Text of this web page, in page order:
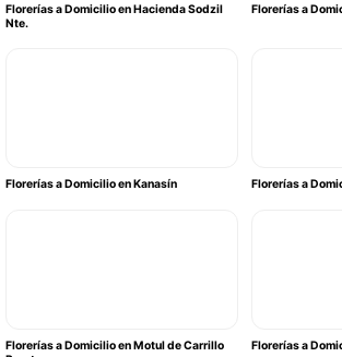
Florerías a Domicilio en Hacienda Sodzil
Nte.
Florerías a
Florerías a Domicilio en Kanasín Florerías a
Florerías a Domicilio en Motul de Carrillo
Florerías a